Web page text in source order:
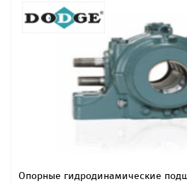
Опорные гидродинамические